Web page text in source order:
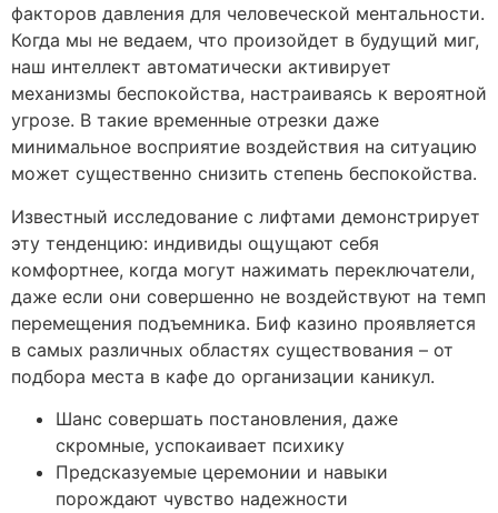
факторов давления для человеческой ментальности.
Когда мы не ведаем, что произойдет в будущий миг,
наш интеллект автоматически активирует
механизмы беспокойства, настраиваясь к вероятной
угрозе. В такие временные отрезки даже
минимальное восприятие воздействия на ситуацию
может существенно снизить степень беспокойства.
Известный исследование с лифтами демонстрирует
эту тенденцию: индивиды ощущают себя
комфортнее, когда могут нажимать переключатели,
даже если они совершенно не воздействуют на темп
перемещения подъемника. Биф казино проявляется
в самых различных областях существования – от
подбора места в кафе до организации каникул.
Шанс совершать постановления, даже
скромные, успокаивает психику
Предсказуемые церемонии и навыки
порождают чувство надежности